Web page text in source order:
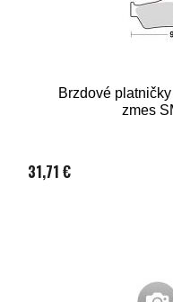
Brzdové
zmes
31,71 €